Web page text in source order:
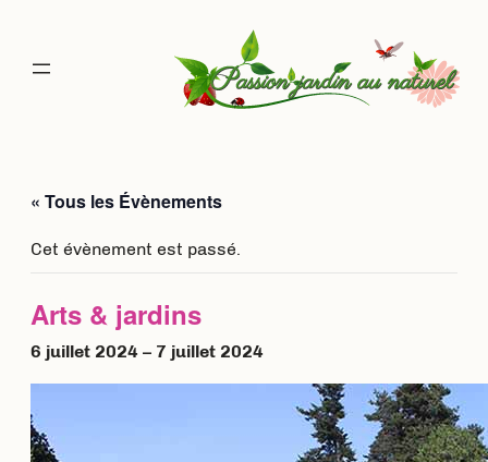
« Tous les Évènements
Cet évènement est passé.
Arts & jardins
6 juillet 2024 – 7 juillet 2024